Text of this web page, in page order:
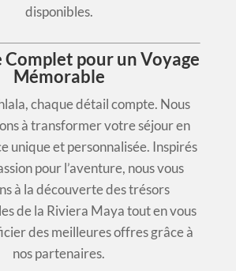
disponibles.
Complet pour un Voyage
Mémorable
chaque détail compte. Nous
à transformer votre séjour en
unique et personnalisée. Inspirés
pour l’aventure, nous vous
à la découverte des trésors
de la Riviera Maya tout en vous
des meilleures offres grâce à
nos partenaires.